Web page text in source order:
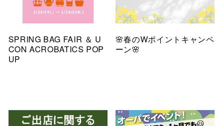
SPRING BAG FAIR ＆ U
CON ACROBATICS POP
UP
🌸春のWポイントキャンペ
ーン🌸